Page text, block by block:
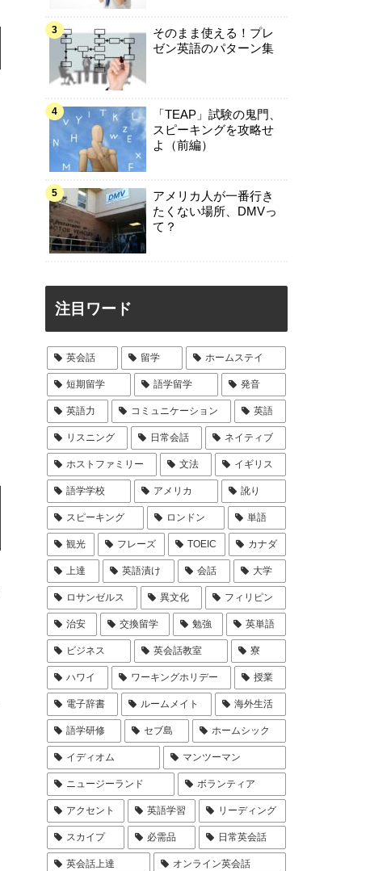
そのまま使える！プレ
ゼン英語のパターン集
「TEAP」試験の鬼門、
スピーキングを攻略せ
よ（前編）
アメリカ人が一番行き
たくない場所、DMVっ
て？
注目ワード
英会話 留学 ホームステイ
短期留学 語学留学 発音
英語力 コミュニケーション 英語
リスニング 日常会話 ネイティブ
ホストファミリー 文法 イギリス
語学学校 アメリカ 訛り
スピーキング ロンドン 単語
観光 フレーズ TOEIC カナダ
上達 英語漬け 会話 大学
ロサンゼルス 異文化 フィリピン
治安 交換留学 勉強 英単語
ビジネス 英会話教室 寮
ハワイ ワーキングホリデー 授業
電子辞書 ルームメイト 海外生活
語学研修 セブ島 ホームシック
イディオム マンツーマン
ニュージーランド ボランティア
アクセント 英語学習 リーディング
スカイプ 必需品 日常英会話
英会話上達 オンライン英会話